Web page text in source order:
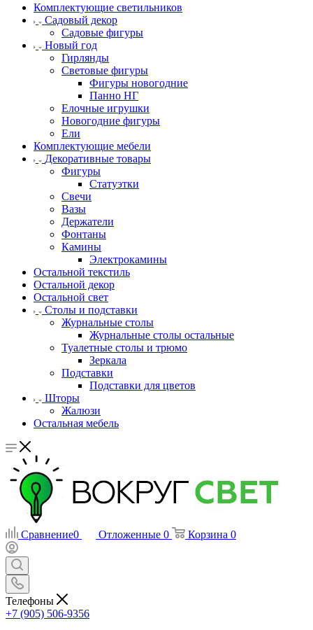
Комплектующие светильников
Садовый декор
Садовые фигуры
Новый год
Гирлянды
Световые фигуры
Фигуры новогодние
Панно НГ
Елочные игрушки
Новогодние фигуры
Ели
Комплектующие мебели
Декоративные товары
Фигуры
Статуэтки
Свечи
Вазы
Держатели
Фонтаны
Камины
Электрокамины
Остальной текстиль
Остальной декор
Остальной свет
Столы и подставки
Журнальные столы
Журнальные столы остальные
Туалетные столы и трюмо
Зеркала
Подставки
Подставки для цветов
Шторы
Жалюзи
Остальная мебель
Сравнение0 Отложенные 0 Корзина 0
Телефоны
+7 (905) 506-9356